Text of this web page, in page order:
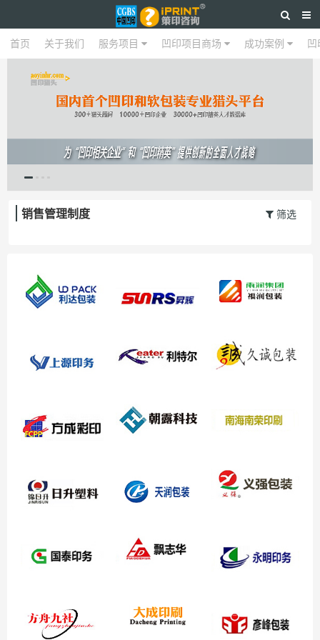
首页 关于我们 服务项目 凹印项目商场 成功案例
首页 关于我们 服务项目 凹印项目商场 成功案例
销售管理制度 筛选